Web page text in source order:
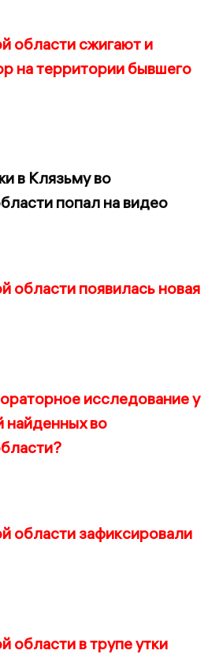
области сжигают и
на территории бывшего
в Клязьму во
попал на видео
области появилась новая
исследование у
найденных во
области зафиксировали
области в трупе утки